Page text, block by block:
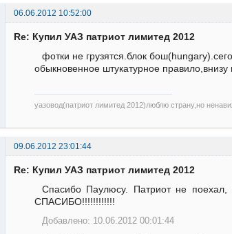
06.06.2012 10:52:00
Re: Купил УАЗ патриот лимитед 2012
фотки не грузятся.блок
обыкновенное штукатурное
уазовод(патриот лимитед 2012)люблю страну,но
09.06.2012 23:01:44
Re: Купил УАЗ патриот лимитед 2012
Спасибо Паулюсу. Патриот не
СПАСИБО!!!!!!!!!!!!
Добавлено: 10.06.2012 00:01:44